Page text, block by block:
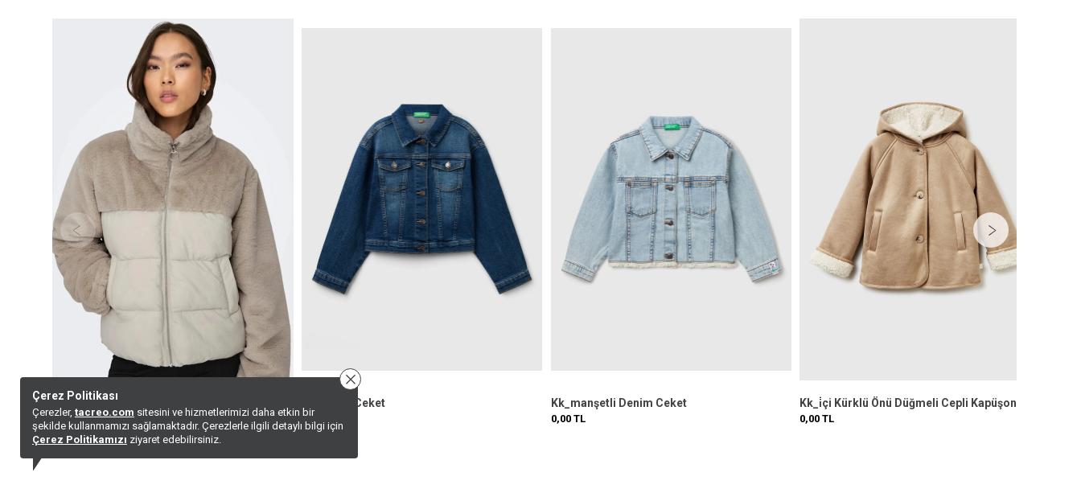
Onlwanja Fur Puffer Mıx Jacket Noos Otw
5.199,99TL 3.639,99 TL
Kj_denim Ceket
0,00
Kk_manşetli Denim Ceket
0,00 TL 0,00TL
Çerez Politikası
Çerezler, tacreo.com sitesini ve hizmetlerimizi daha etkin bir
şekilde kullanmamızı sağlamaktadır. Çerezlerle ilgili detaylı bilgi için
Çerez Politikamızı ziyaret edebilirsiniz.